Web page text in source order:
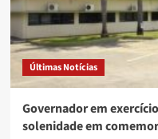
Últimas Notícias
Governador em
solenidade em